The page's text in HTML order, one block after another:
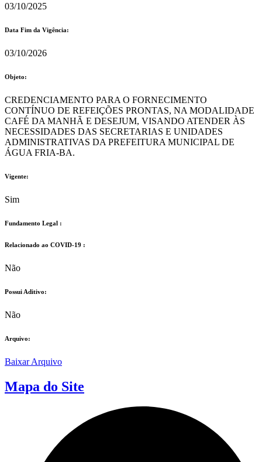
03/10/2025
Data Fim da Vigência:
03/10/2026
Objeto:
CREDENCIAMENTO PARA O FORNECIMENTO
CONTÍNUO DE REFEIÇÕES PRONTAS, NA MODALIDADE
CAFÉ DA MANHÃ E DESEJUM, VISANDO ATENDER ÀS
NECESSIDADES DAS SECRETARIAS E UNIDADES
ADMINISTRATIVAS DA PREFEITURA MUNICIPAL DE
ÁGUA FRIA-BA.
Vigente:
Sim
Fundamento Legal :​
Relacionado ao COVID-19 :​
Não
Possui Aditivo:​
Não
Arquivo:
Baixar Arquivo
Mapa do Site